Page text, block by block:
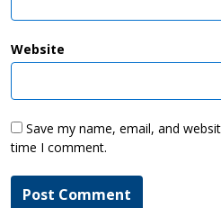
Website
Save my name, email, and
time I comment.